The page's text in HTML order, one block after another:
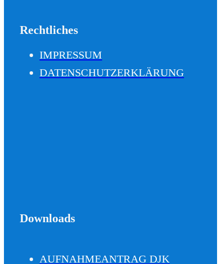
Rechtliches
IMPRESSUM
DATENSCHUTZERKLÄRUNG
Downloads
AUFNAHMEANTRAG DJK